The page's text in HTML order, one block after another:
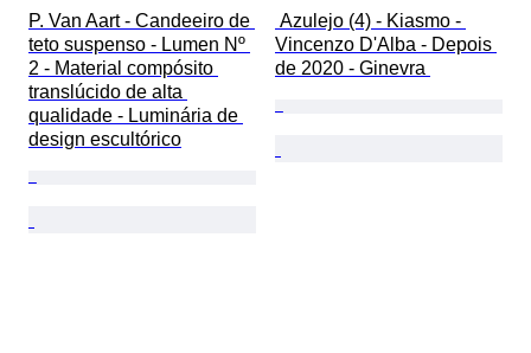
P. Van Aart - Candeeiro de
teto suspenso - Lumen Nº
2 - Material compósito
translúcido de alta
qualidade - Luminária de
design escultórico
Vincenzo D'Alba - Depois
de 2020 - Ginevra